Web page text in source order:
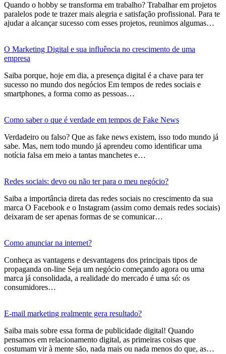
Quando o hobby se transforma em trabalho? Trabalhar em projetos
paralelos pode te trazer mais alegria e satisfação profissional. Para te
ajudar a alcançar sucesso com esses projetos, reunimos algumas…
O Marketing Digital e sua influência no crescimento de uma
empresa
Saiba porque, hoje em dia, a presença digital é a chave para ter
sucesso no mundo dos negócios Em tempos de redes sociais e
smartphones, a forma como as pessoas…
Como saber o que é verdade em tempos de Fake News
Verdadeiro ou falso? Que as fake news existem, isso todo mundo já
sabe. Mas, nem todo mundo já aprendeu como identificar uma
notícia falsa em meio a tantas manchetes e…
Redes sociais: devo ou não ter para o meu negócio?
Saiba a importância direta das redes sociais no crescimento da sua
marca O Facebook e o Instagram (assim como demais redes sociais)
deixaram de ser apenas formas de se comunicar…
Como anunciar na internet?
Conheça as vantagens e desvantagens dos principais tipos de
propaganda on-line Seja um negócio começando agora ou uma
marca já consolidada, a realidade do mercado é uma só: os
consumidores…
E-mail marketing realmente gera resultado?
Saiba mais sobre essa forma de publicidade digital! Quando
pensamos em relacionamento digital, as primeiras coisas que
costumam vir à mente são, nada mais ou nada menos do que, as…